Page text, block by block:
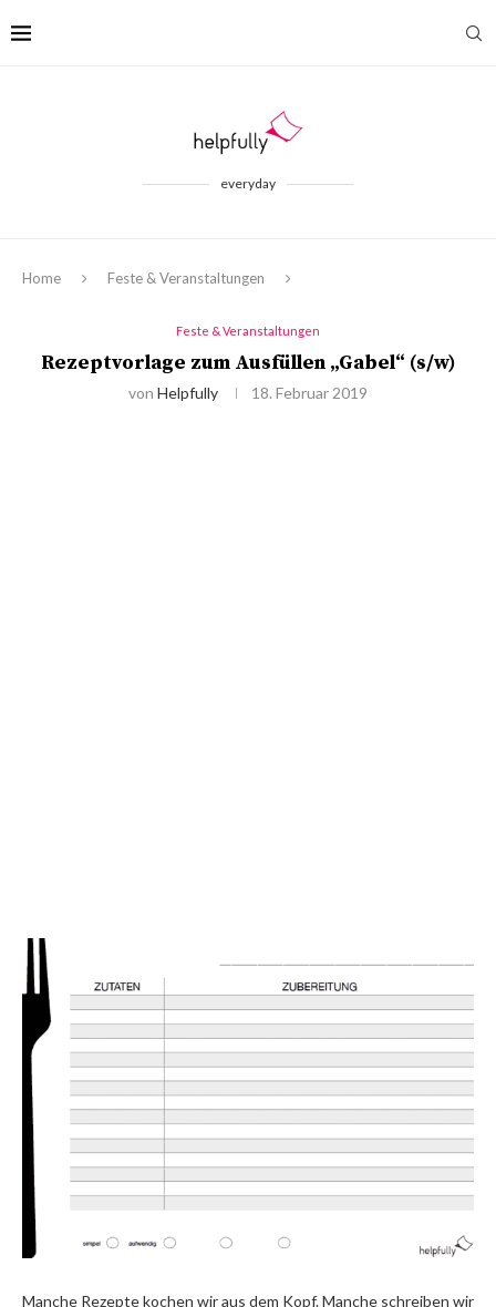
everyday
Home Feste & Veranstaltungen
Feste & Veranstaltungen
Rezeptvorlage zum Ausfüllen „Gabel“ (s/w)
von Helpfully 18. Februar 2019
Manche Rezepte kochen wir aus dem Kopf. Manche schreiben wir